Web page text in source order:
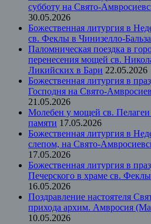
субботу на Свято-
30.05.2026
Божественная литургия в
св. Феклы в Чинизелло-
Паломническая поездка в
перенесения мощей св.
Ликийских в Бари 22.05.2026
Божественная литургия в
Господня на Свято-
21.05.2026
Молебен у мощей св.
памяти 17.05.2026
Божественная литургия в
слепом, на Свято-
17.05.2026
Божественная литургия в
Печерского в храме св.
16.05.2026
Поздравление настоятеля
прихода архим. Амвросия
10.05.2026